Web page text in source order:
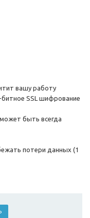
вашу работу
битное SSL шифрование
быть всегда
потери данных (1